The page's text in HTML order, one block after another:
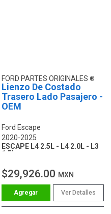
FORD PARTES ORIGINALES
Lienzo De Costado
Trasero Lado Pasajero -
OEM
Ford Escape
2020-2025
ESCAPE L4 2.5L - L4 2.0L - L3
1.5L
$29,926.00 MXN
Ver Detalles